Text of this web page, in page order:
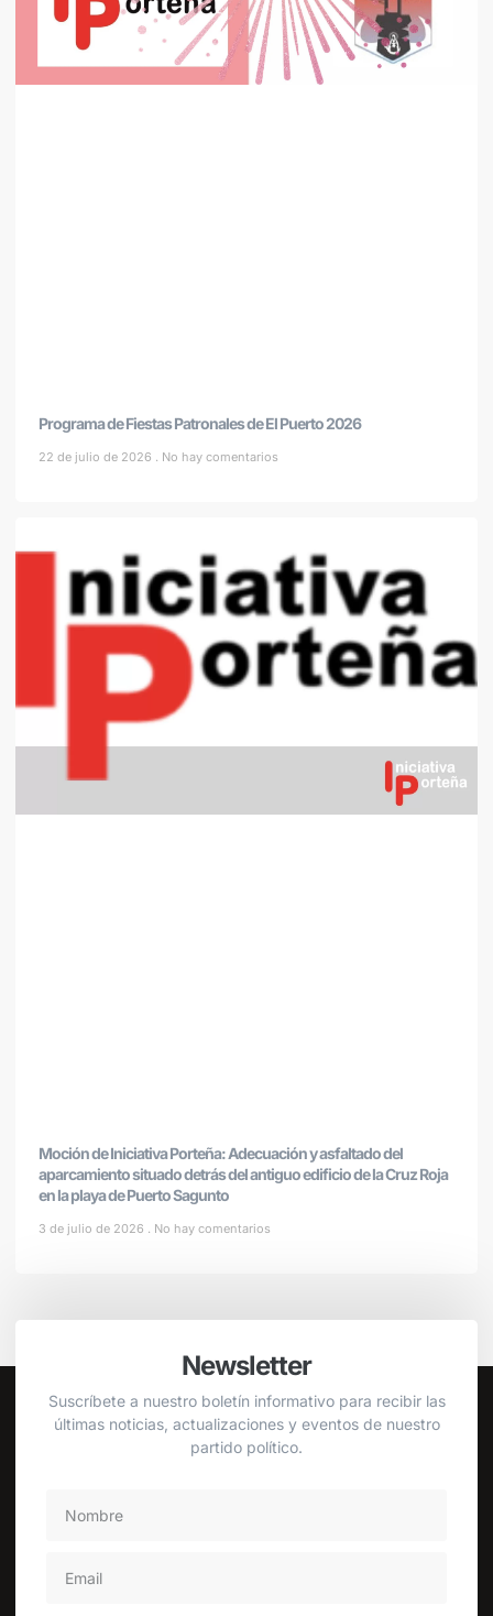
Programa de Fiestas Patronales de El Puerto 2026
22 de julio de 2026 No hay comentarios
Moción de Iniciativa Porteña: Adecuación y asfaltado del
aparcamiento situado detrás del antiguo edificio de la Cruz Roja
en la playa de Puerto Sagunto
3 de julio de 2026 No hay comentarios
Newsletter
Suscríbete a nuestro boletín informativo para recibir las
últimas noticias, actualizaciones y eventos de nuestro
partido político.